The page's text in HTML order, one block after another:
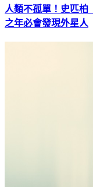
人類不孤單！史匹
之年必會發現外星人